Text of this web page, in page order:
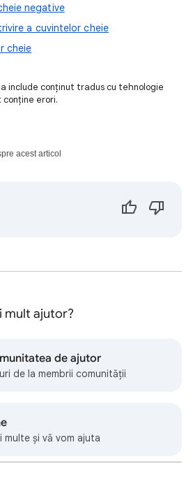
negative
a cuvintelor cheie
cheie
include conținut tradus cu tehnologie
conține erori.
acest articol
mult ajutor?
de ajutor
de la membrii comunității
multe și vă vom ajuta